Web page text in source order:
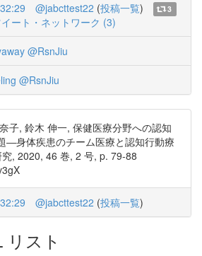
@jabcttest22 (投稿一覧)
3
イート・ネットワーク (3)
@RsnJiu
@RsnJiu
子, 鈴木 伸一, 保健医療分野への認知
―身体疾患のチーム医療と認知行動療
, 2020, 46 巻, 2 号, p. 79-88
@jabcttest22 (投稿一覧)
リスト